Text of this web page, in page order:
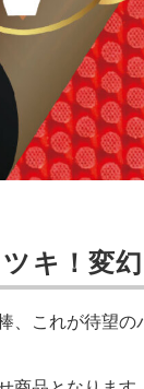
キ！変
、これが待望の